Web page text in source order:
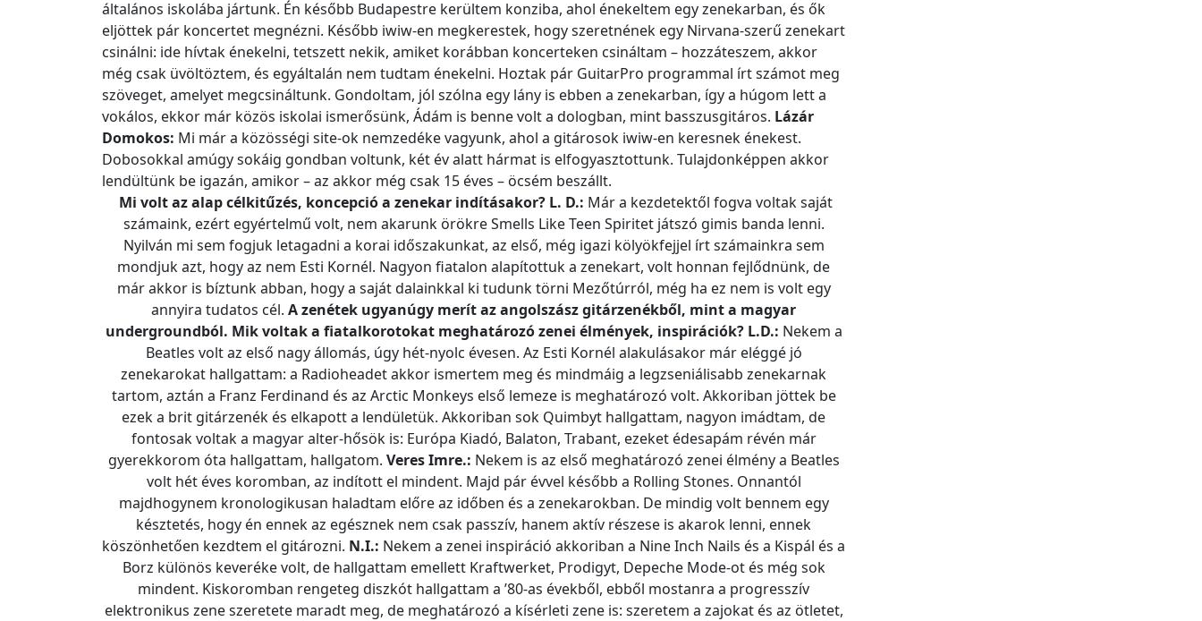
általános iskolába jártunk. Én később Budapestre kerültem konziba, ahol énekeltem egy zenekarban, és ők
eljöttek pár koncertet megnézni. Később iwiw-en megkerestek, hogy szeretnének egy Nirvana-szerű zenekart
csinálni: ide hívtak énekelni, tetszett nekik, amiket korábban koncerteken csináltam – hozzáteszem, akkor
még csak üvöltöztem, és egyáltalán nem tudtam énekelni. Hoztak pár GuitarPro programmal írt számot meg
szöveget, amelyet megcsináltunk. Gondoltam, jól szólna egy lány is ebben a zenekarban, így a húgom lett a
vokálos, ekkor már közös iskolai ismerősünk, Ádám is benne volt a dologban, mint basszusgitáros. Lázár
Domokos: Mi már a közösségi site-ok nemzedéke vagyunk, ahol a gitárosok iwiw-en keresnek énekest.
Dobosokkal amúgy sokáig gondban voltunk, két év alatt hármat is elfogyasztottunk. Tulajdonképpen akkor
lendültünk be igazán, amikor – az akkor még csak 15 éves – öcsém beszállt.
Mi volt az alap célkitűzés, koncepció a zenekar indításakor? L. D.: Már a kezdetektől fogva voltak saját
számaink, ezért egyértelmű volt, nem akarunk örökre Smells Like Teen Spiritet játszó gimis banda lenni.
Nyilván mi sem fogjuk letagadni a korai időszakunkat, az első, még igazi kölyökfejjel írt számainkra sem
mondjuk azt, hogy az nem Esti Kornél. Nagyon fiatalon alapítottuk a zenekart, volt honnan fejlődnünk, de
már akkor is bíztunk abban, hogy a saját dalainkkal ki tudunk törni Mezőtúrról, még ha ez nem is volt egy
annyira tudatos cél. A zenétek ugyanúgy merít az angolszász gitárzenékből, mint a magyar
undergroundból. Mik voltak a fiatalkorotokat meghatározó zenei élmények, inspirációk? L.D.: Nekem a
Beatles volt az első nagy állomás, úgy hét-nyolc évesen. Az Esti Kornél alakulásakor már eléggé jó
zenekarokat hallgattam: a Radioheadet akkor ismertem meg és mindmáig a legzseniálisabb zenekarnak
tartom, aztán a Franz Ferdinand és az Arctic Monkeys első lemeze is meghatározó volt. Akkoriban jöttek be
ezek a brit gitárzenék és elkapott a lendületük. Akkoriban sok Quimbyt hallgattam, nagyon imádtam, de
fontosak voltak a magyar alter-hősök is: Európa Kiadó, Balaton, Trabant, ezeket édesapám révén már
gyerekkorom óta hallgattam, hallgatom. Veres Imre.: Nekem is az első meghatározó zenei élmény a Beatles
volt hét éves koromban, az indított el mindent. Majd pár évvel később a Rolling Stones. Onnantól
majdhogynem kronologikusan haladtam előre az időben és a zenekarokban. De mindig volt bennem egy
késztetés, hogy én ennek az egésznek nem csak passzív, hanem aktív részese is akarok lenni, ennek
köszönhetően kezdtem el gitározni. N.I.: Nekem a zenei inspiráció akkoriban a Nine Inch Nails és a Kispál és a
Borz különös keveréke volt, de hallgattam emellett Kraftwerket, Prodigyt, Depeche Mode-ot és még sok
mindent. Kiskoromban rengeteg diszkót hallgattam a ’80-as évekből, ebből mostanra a progresszív
elektronikus zene szeretete maradt meg, de meghatározó a kísérleti zene is: szeretem a zajokat és az ötletet,